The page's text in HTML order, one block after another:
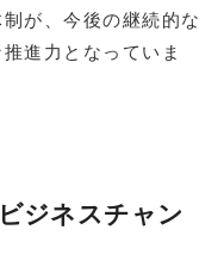
が、今後の継続的な
進力となっていま
ジネスチャン